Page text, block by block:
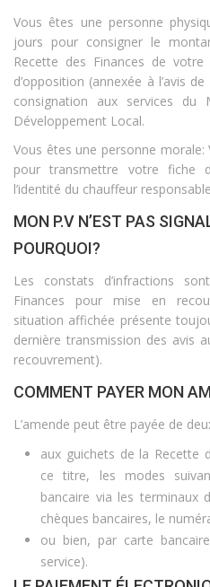
Vous êtes une personne
jours pour consigner le
Recette des Finances de
d’opposition (annexée à l’avis
consignation aux services du
Développement Local.
Vous êtes une personne
pour transmettre votre fiche
l’identité du chauffeur
MON P.V N’EST PAS
POURQUOI?
Les constats d’infractions
Finances pour mise en
situation affichée présente
dernière transmission des avis
recouvrement).
COMMENT PAYER MON
L’amende peut être payée de
aux guichets de la Recette
ce titre, les modes
bancaire via les terminaux
chèques bancaires, le
ou bien, par carte
service).